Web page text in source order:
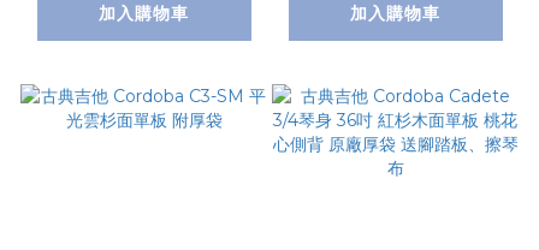
加入購物車 加入購物車